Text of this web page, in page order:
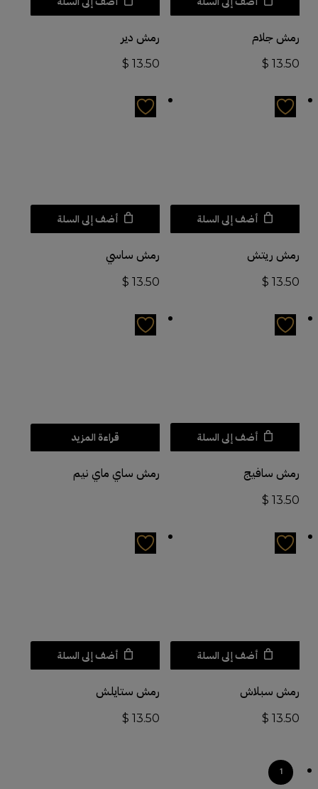
رمش جلام
$ 13.50
رمش دير
$ 13.50
أضف إلى السلة
رمش ريتش
$ 13.50
أضف إلى السلة
رمش ساسي
$ 13.50
أضف إلى السلة
رمش سافيج
$ 13.50
قراءة المزيد
رمش ساي ماي نيم
أضف إلى السلة
رمش سبلاش
$ 13.50
أضف إلى السلة
رمش ستايلش
$ 13.50
1